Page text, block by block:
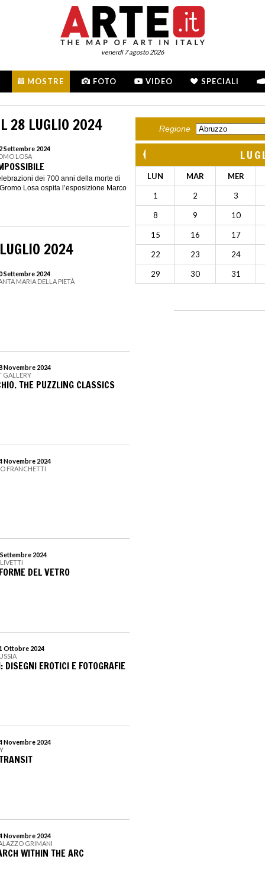
venerdì 7 agosto 2026
MOSTRE FOTO VIDEO SPECIALI
28 LUGLIO 2024
Settembre 2024
LOSA
dei 700 anni della morte di
Losa ospita l’esposizione Marco
2024
Settembre 2024
MARIA DELLA PIETÀ
Novembre 2024
GALLERY
THE PUZZLING CLASSICS
Novembre 2024
FRANCHETTI
2024
DEL VETRO
Ottobre 2024
DISEGNI EROTICI E FOTOGRAFIE
Novembre 2024
Novembre 2024
GRIMANI
WITHIN THE ARC
Regione
LUN MAR MER
1 2 3
8 9 10
15 16 17
22 23 24
29 30 31